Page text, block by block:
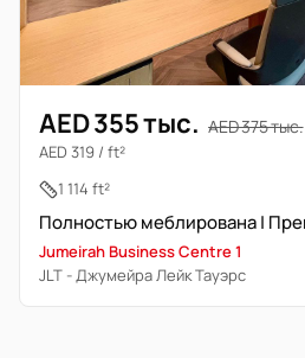
AED 355 тыс. AED 375 тыс.
AED 319 / ft²
1 114 ft²
Jumeirah Business Centre 1
JLT - Джумейра Лейк Тауэрс